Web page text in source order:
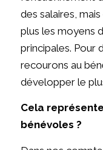
des salaires,
plus les moyens
principales. Pour
recourons au
développer le
Cela
bénévoles ?